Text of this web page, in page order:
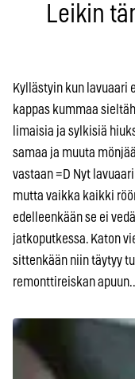
Leikin
Kyllästyin kun lavuaari
kappas kummaa
limaisia ja sylkisiä
samaa ja muuta
vastaan =D Nyt
mutta vaikka kaikki
edelleenkään se ei
jatkoputkessa. Katon
sittenkään niin täytyy
remonttireiskan apuun..